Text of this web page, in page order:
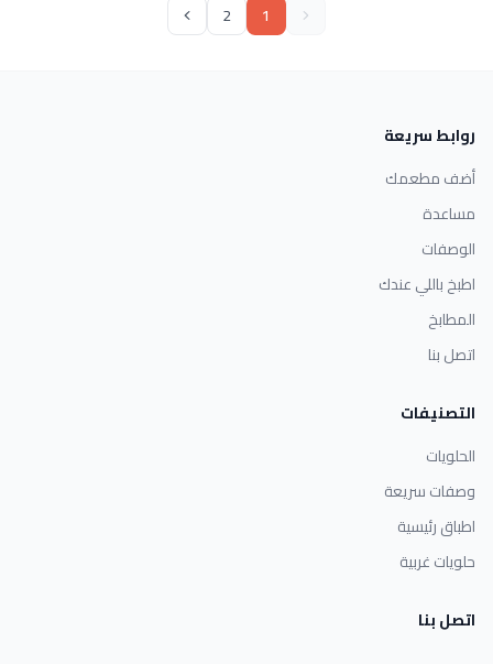
1
2
روابط سريعة
أضف مطعمك
مساعدة
الوصفات
اطبخ باللي عندك
المطابخ
اتصل بنا
التصنيفات
الحلويات
وصفات سريعة
اطباق رئيسية
حلويات غربية
اتصل بنا